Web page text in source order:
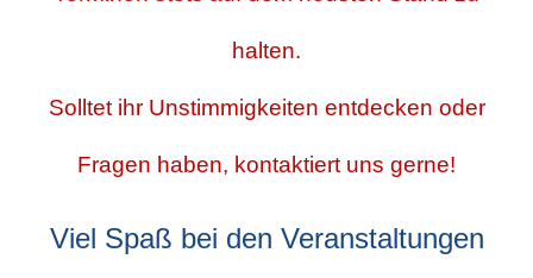
halten.
Solltet ihr Unstimmigkeiten entdecken oder
Fragen haben, kontaktiert uns gerne!
Viel Spaß bei den Veranstaltungen